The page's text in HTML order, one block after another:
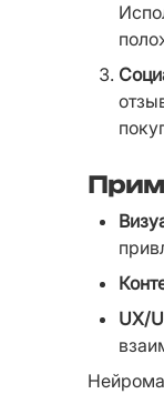
UX/